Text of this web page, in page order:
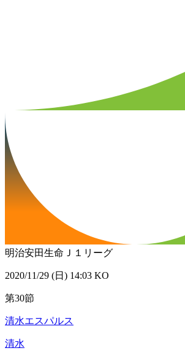
明治安田生命Ｊ１リーグ
2020/11/29 (日) 14:03 KO
第30節
清水エスパルス
清水